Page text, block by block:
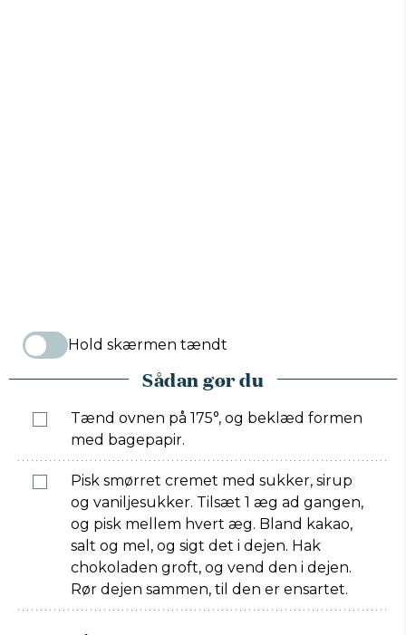
Hold skærmen tændt
Sådan gør du
Tænd ovnen på 175°, og beklæd formen
med bagepapir.
Pisk smørret cremet med sukker, sirup
og vaniljesukker. Tilsæt 1 æg ad gangen,
og pisk mellem hvert æg. Bland kakao,
salt og mel, og sigt det i dejen. Hak
chokoladen groft, og vend den i dejen.
Rør dejen sammen, til den er ensartet.